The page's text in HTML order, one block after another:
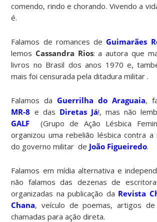
comendo, rindo e chorando. Vivendo a
é.
Falamos de romances deGuimarães
lemos Cassandra Rios: a autora que
livros no Brasil dos anos 1970 e,
mais foi censurada pela ditadura militar .
Falamos daGuerrilha do Araguaia,
MR-8 e das Diretas Já!, mas não
GALF (Grupo de Ação Lésbica
organizou uma rebelião lésbica contra a
do governo militar de João Figueiredo.
Falamos em mídia alternativa e
não falamos das dezenas de
organizadas na publicação da Revista
Chana, veículo de poemas, artigos
chamadas para ação direta.